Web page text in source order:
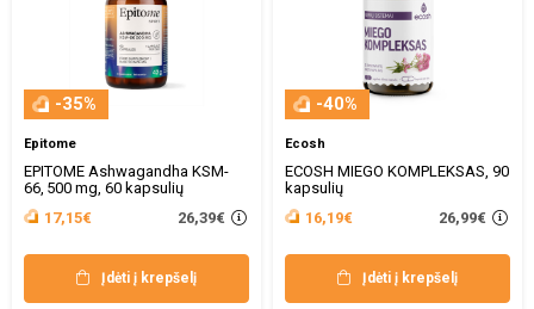
-35%
Epitome
EPITOME Ashwagandha KSM-
66, 500 mg, 60 kapsulių
17,15€
26,39€
Įdėti į krepšelį
-40%
Ecosh
ECOSH MIEGO KOMPLEKSAS, 90
kapsulių
16,19€
26,99€
Įdėti į krepšelį